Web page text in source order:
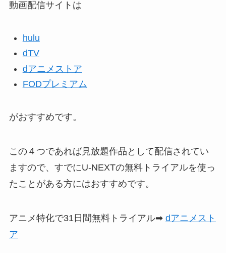
動画配信サイトは
hulu
dTV
dアニメストア
FODプレミアム
がおすすめです。
この４つであれば見放題作品として配信されてい
ますので、すでにU-NEXTの無料トライアルを使っ
たことがある方にはおすすめです。
アニメ特化で31日間無料トライアル➡ dアニメスト
ア